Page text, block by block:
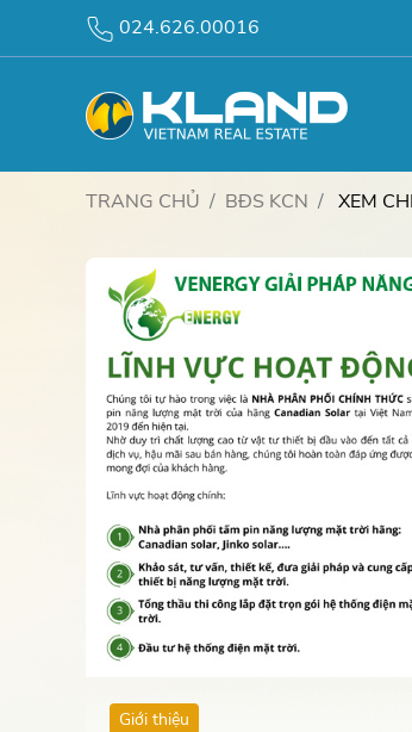
024.626.00016
TRANG CHỦ BĐS KCN XEM
Giới thiệu